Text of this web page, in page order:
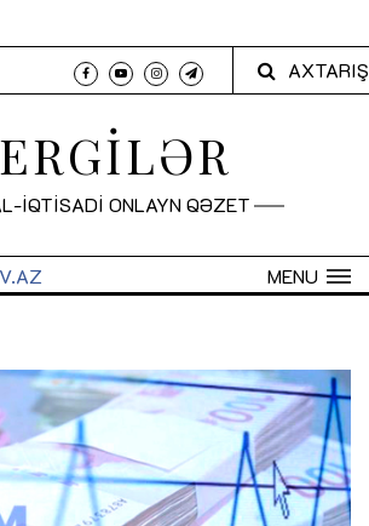
AXTARIŞ
İQTİSADİ ONLAYN QƏZET
MENU